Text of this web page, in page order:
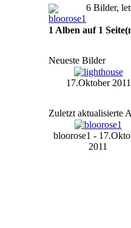
6 Bilder,
1 Alben auf 1
Neueste Bilder
17.Oktober 2011
Zuletzt aktualisierte
bloorose1 -
2011